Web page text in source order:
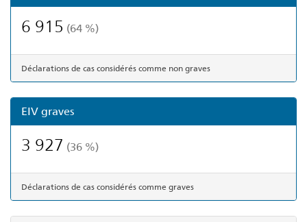
6 915 (64 %)
Déclarations de cas considérés comme non graves
EIV graves
3 927 (36 %)
Déclarations de cas considérés comme graves